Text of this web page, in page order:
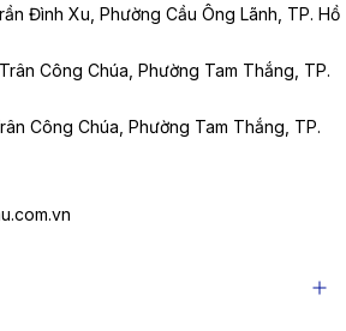
Đình Xu, Phường Cầu Ông Lãnh, TP. Hồ
Công Chúa, Phường Tam Thắng, TP.
Công Chúa, Phường Tam Thắng, TP.